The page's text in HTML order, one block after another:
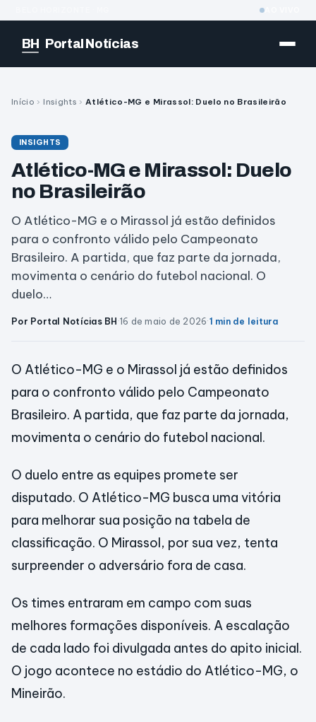
BH Portal Notícias
Início › Insights › Atlético-MG e Mirassol: Duelo no Brasileirão
INSIGHTS
Atlético-MG e Mirassol: Duelo
no Brasileirão
O Atlético-MG e o Mirassol já estão definidos
para o confronto válido pelo Campeonato
Brasileiro. A partida, que faz parte da jornada,
movimenta o cenário do futebol nacional. O
duelo…
Por Portal Notícias BH·16 de maio de 2026·1 min de leitura
O Atlético-MG e o Mirassol já estão definidos
para o confronto válido pelo Campeonato
Brasileiro. A partida, que faz parte da jornada,
movimenta o cenário do futebol nacional.
O duelo entre as equipes promete ser
disputado. O Atlético-MG busca uma vitória
para melhorar sua posição na tabela de
classificação. O Mirassol, por sua vez, tenta
surpreender o adversário fora de casa.
Os times entraram em campo com suas
melhores formações disponíveis. A escalação
de cada lado foi divulgada antes do apito inicial.
O jogo acontece no estádio do Atlético-MG, o
Mineirão.